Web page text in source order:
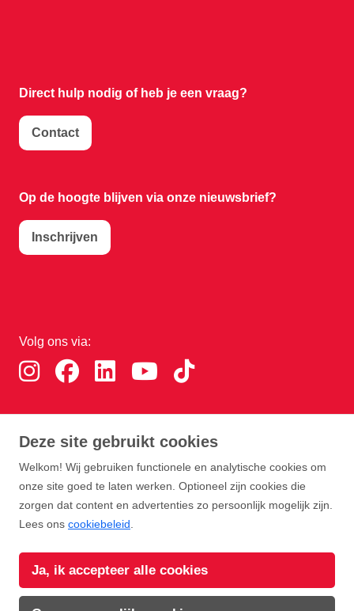
Deze site gebruikt cookies
Welkom! Wij gebruiken functionele en analytische cookies om
onze site goed te laten werken. Optioneel zijn cookies die
zorgen dat content en advertenties zo persoonlijk mogelijk zijn.
Lees ons cookiebeleid
Ja, ik accepteer alle cookies
Direct hulp nodig ofheb je een vraag?
Contact
Op de hoogte blijven via onze nieuwsbrief?
Inschrijven
Copyright Rotterdam Airport B.V. 2026
Privacy
Volg ons via:
Download de RTHA app: